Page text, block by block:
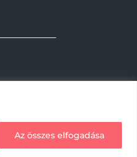
Az összes elfogadása